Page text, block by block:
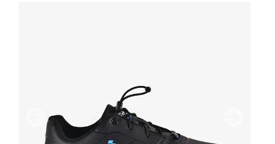
Vorherige